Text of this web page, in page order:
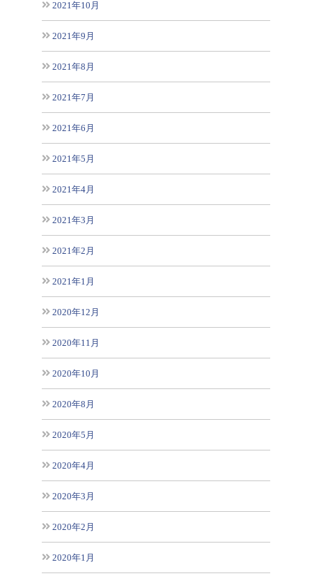
2021年10月
2021年9月
2021年8月
2021年7月
2021年6月
2021年5月
2021年4月
2021年3月
2021年2月
2021年1月
2020年12月
2020年11月
2020年10月
2020年8月
2020年5月
2020年4月
2020年3月
2020年2月
2020年1月